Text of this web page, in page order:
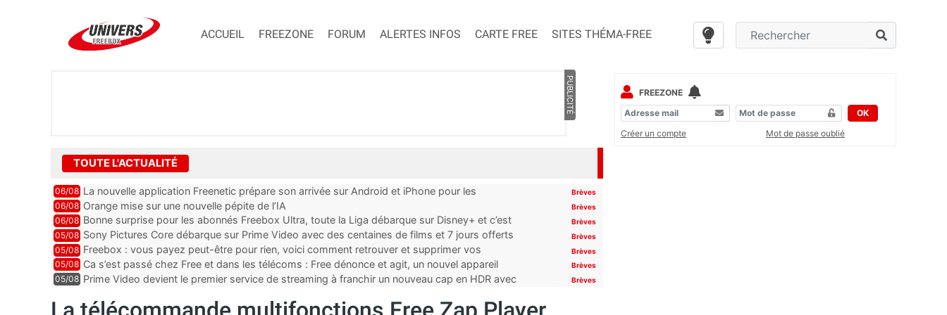
ACCUEIL FREEZONE FORUM ALERTES INFOS CARTE FREE SITES THÉMA-FREE
PUBLICITÉ
TOUTE L'ACTUALITÉ
06/08 La nouvelle application Freenetic prépare son arrivée sur Android et iPhone pour les
abonnés Freebox, testez la
Brèves
06/08 Orange mise sur une nouvelle pépite de l’IA Brèves
06/08 Bonne surprise pour les abonnés Freebox Ultra, toute la Liga débarque sur Disney+ et c’est
inclus
Brèves
05/08 Sony Pictures Core débarque sur Prime Video avec des centaines de films et 7 jours offerts Brèves
05/08 Freebox : vous payez peut-être pour rien, voici comment retrouver et supprimer vos
abonnements TV oubliés
Brèves
05/08 Ca s’est passé chez Free et dans les télécoms : Free dénonce et agit, un nouvel appareil
pointe le bout de...
Brèves
05/08 Prime Video devient le premier service de streaming à franchir un nouveau cap en HDR avec
Brèves
FREEZONE
OK
Créer un compte
Mot de passe oublié